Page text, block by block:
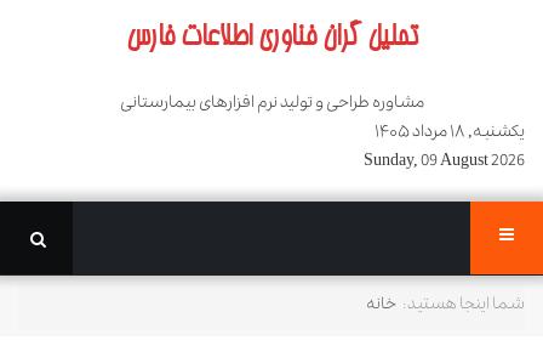
تحلیل گران فناوری اطلاعات فارس
مشاوره طراحی و تولید نرم افزارهای بیمارستانی
یکشنبه, ۱۸ مرداد ۱۴۰۵
Sunday, 09 August 2026
شما اینجا هستید: خانه